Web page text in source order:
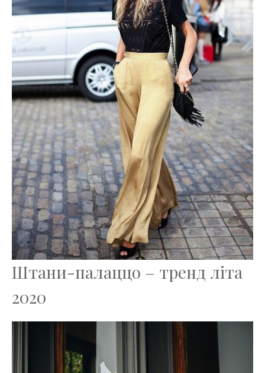
Штани-палаццо – тренд літа
2020